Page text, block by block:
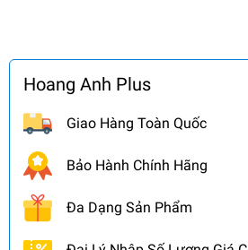
Hoang Anh Plus
Giao Hàng Toàn Quốc
Bảo Hành Chính Hãng
Đa Dạng Sản Phẩm